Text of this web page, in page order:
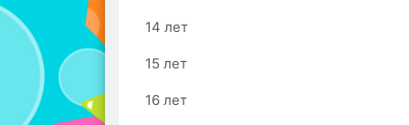
14 лет
15 лет
16 лет